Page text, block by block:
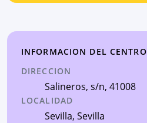
INFORMACION DEL CENTRO
DIRECCION
Salineros, s/n, 41008
LOCALIDAD
Sevilla, Sevilla